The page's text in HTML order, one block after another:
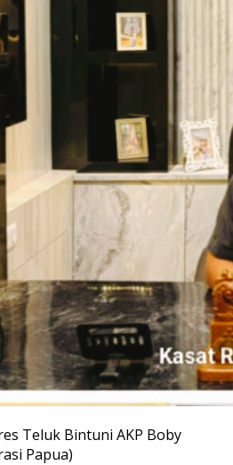
Teluk Bintuni AKP Boby
Papua)